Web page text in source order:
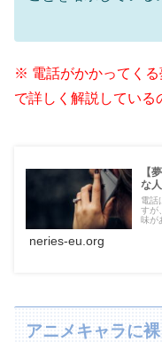
※ 電話がかかってく
で詳しく解説している
【
な
電話
すが
味が
neries-eu.org
アニメキャラに